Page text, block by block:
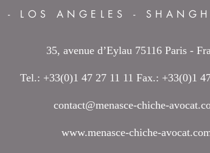
- LOS ANGELES -
35, avenue d’Eylau 75116 Paris -
Tel.: +33(0)1 47 27 11 11 Fax.: +33(0)1
contact@menasce-chiche-
www.menasce-chiche-